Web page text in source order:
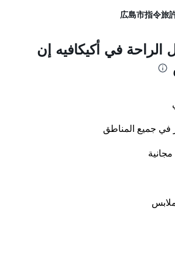
الراحة في أكيكافيه إن
في جميع المناطق